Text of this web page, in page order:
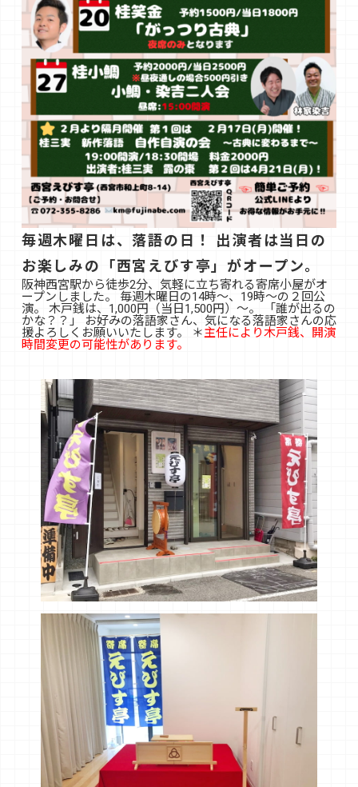
毎週木曜日は、落語の日！ 出演者は当日の
お楽しみの「西宮えびす亭」がオープン。
阪神西宮駅から徒歩2分、気軽に立ち寄れる寄席小屋がオ
ープンしました。 毎週木曜日の14時〜、19時〜の２回公
演。 木戸銭は、1,000円（当日1,500円）〜。 「誰が出るの
かな？？」 お好みの落語家さん、気になる落語家さんの応
援よろしくお願いいたします。 ＊主任により木戸銭、開演
時間変更の可能性があります。